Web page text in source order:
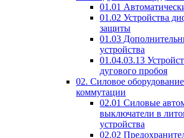
01.01
01.02 Устройства
защиты
01.03
устройства
01.04.03.13
дугового пробоя
02. Силовое
коммутации
02.01 Силовые
выключатели в
устройства
02.02